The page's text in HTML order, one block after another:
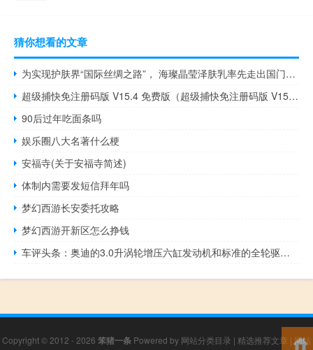
猜你想看的文章
为实现护肤界“国际丝绸之路”， 海璨晶莹泽肤乳率先走出国门，领跑护肤界行业。
超级捕快免注册码版 V15.4 免费版（超级捕快免注册码版 V15.4 免费版功能简介）
90后过年吃面条吗
娱乐圈八大名著什么梗
安福寺(关于安福寺简述)
体制内需要发短信拜年吗
梦幻西游长安委托攻略
梦幻西游开新区怎么挣钱
车评头条：奥迪的3.0升涡轮增压六缸发动机和标准的全轮驱动系统
Copyright © 2012 - 2026 笨猪一条 Powered by 网站分类目录 | 精选推荐文章 | 网站